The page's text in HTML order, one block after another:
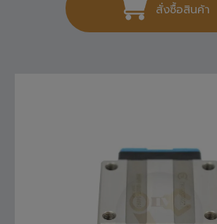
สั่งซื้อสินค้า